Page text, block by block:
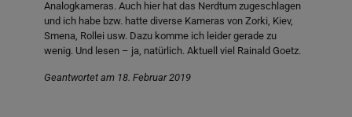
Analogkameras. Auch hier hat das Nerdtum zugeschlagen
und ich habe bzw. hatte diverse Kameras von Zorki, Kiev,
Smena, Rollei usw. Dazu komme ich leider gerade zu
wenig. Und lesen – ja, natürlich. Aktuell viel Rainald Goetz.
Geantwortet am 18. Februar 2019